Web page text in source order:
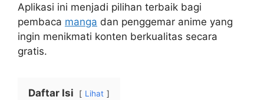
Aplikasi ini menjadi pilihan terbaik bagi
pembaca manga dan penggemar anime yang
ingin menikmati konten berkualitas secara
gratis.
Daftar Isi Lihat